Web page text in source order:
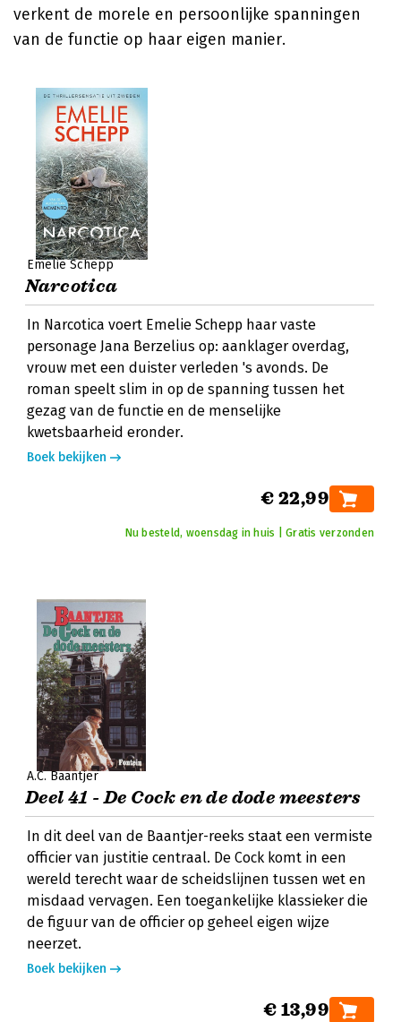
verkent de morele en persoonlijke spanningen
van de functie op haar eigen manier.
Emelie Schepp
Narcotica
In Narcotica voert Emelie Schepp haar vaste
personage Jana Berzelius op: aanklager overdag,
vrouw met een duister verleden 's avonds. De
roman speelt slim in op de spanning tussen het
gezag van de functie en de menselijke
kwetsbaarheid eronder.
Boek bekijken
€ 22,99
Nu besteld, woensdag in huis | Gratis verzonden
A.C. Baantjer
Deel 41 - De Cock en de dode meesters
In dit deel van de Baantjer-reeks staat een vermiste
officier van justitie centraal. De Cock komt in een
wereld terecht waar de scheidslijnen tussen wet en
misdaad vervagen. Een toegankelijke klassieker die
de figuur van de officier op geheel eigen wijze
neerzet.
Boek bekijken
€ 13,99